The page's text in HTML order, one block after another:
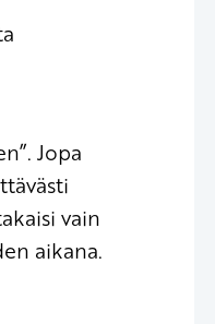
Jopa
vain
aikana.